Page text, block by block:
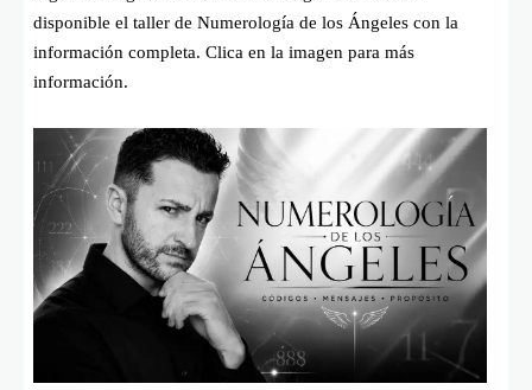
disponible el taller de Numerología de los Ángeles con la
información completa. Clica en la imagen para más
información.